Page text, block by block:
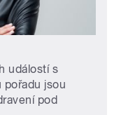
událostí s
pořadu jsou
pod